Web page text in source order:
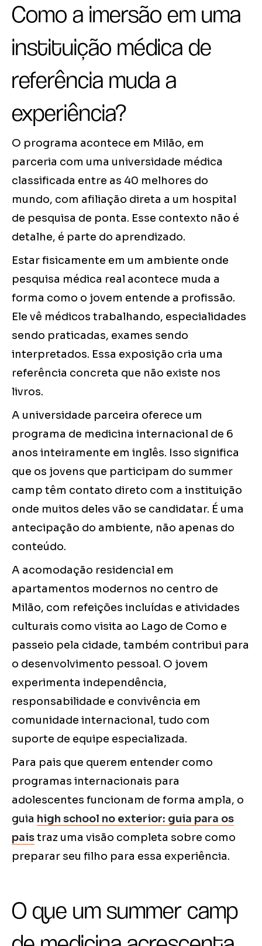
Como a imersão em uma
instituição médica de
referência muda a
experiência?
O programa acontece em Milão, em
parceria com uma universidade médica
classificada entre as 40 melhores do
mundo, com afiliação direta a um hospital
de pesquisa de ponta. Esse contexto não é
detalhe, é parte do aprendizado.
Estar fisicamente em um ambiente onde
pesquisa médica real acontece muda a
forma como o jovem entende a profissão.
Ele vê médicos trabalhando, especialidades
sendo praticadas, exames sendo
interpretados. Essa exposição cria uma
referência concreta que não existe nos
livros.
A universidade parceira oferece um
programa de medicina internacional de 6
anos inteiramente em inglês. Isso significa
que os jovens que participam do summer
camp têm contato direto com a instituição
onde muitos deles vão se candidatar. É uma
antecipação do ambiente, não apenas do
conteúdo.
A acomodação residencial em
apartamentos modernos no centro de
Milão, com refeições incluídas e atividades
culturais como visita ao Lago de Como e
passeio pela cidade, também contribui para
o desenvolvimento pessoal. O jovem
experimenta independência,
responsabilidade e convivência em
comunidade internacional, tudo com
suporte de equipe especializada.
Para pais que querem entender como
programas internacionais para
adolescentes funcionam de forma ampla, o
guia high school no exterior: guia para os
paistraz uma visão completa sobre como
preparar seu filho para essa experiência.
O que um summer camp